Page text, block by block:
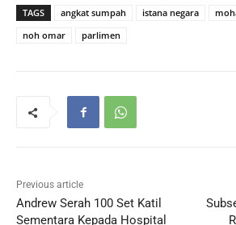
TAGS angkat sumpah istana negara
noh omar
parlimen
Previous article
Andrew Serah 100 Set Katil
Sementara Kepada Hospital